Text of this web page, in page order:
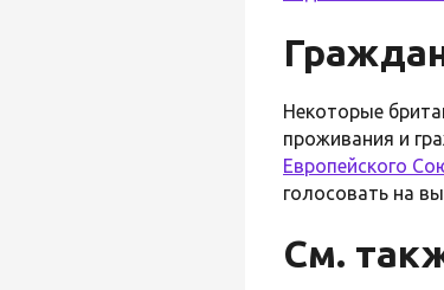
Некоторые
проживания и
Европейского
голосовать на
См.